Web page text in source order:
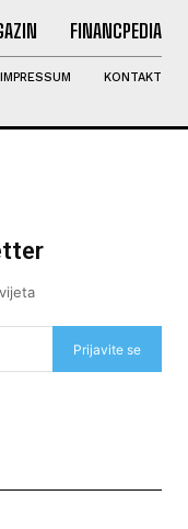
FINANCPEDIA
IMPRESSUM KONTAKT
Prijavite se